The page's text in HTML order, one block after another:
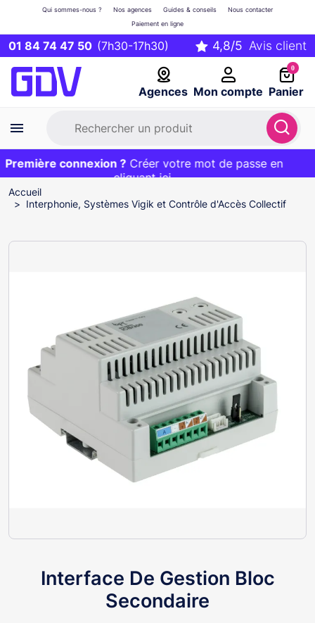
01 84 74 47 50 (7h30-17h30)
Agences Mon compte
Qui sommes-nous ? Nos agences Guides & conseils
Nous contacter
Paiement en ligne
0
Panier
Première commande ?20€ OFFERT sur votre panier
et livraison 24/48h gratuite avec le codeBIENVENUE
connexion ? Créer votre mot de passe en
cliquant ici
EXCLU WEB :
Accueil
Interphonie, Systèmes Vigik et Contrôle d'Accès Collectif
Interface De Gestion Bloc
Secondaire